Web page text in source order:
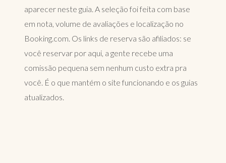
aparecer neste guia. A seleção foi feita com base
em nota, volume de avaliações e localização no
Booking.com. Os links de reserva são afiliados: se
você reservar por aqui, a gente recebe uma
comissão pequena sem nenhum custo extra pra
você. É o que mantém o site funcionando e os guias
atualizados.